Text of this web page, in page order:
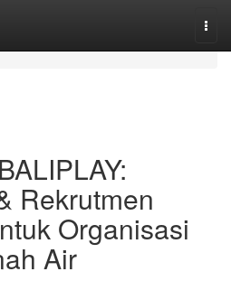
Rekrutmen
Organisasi
Air